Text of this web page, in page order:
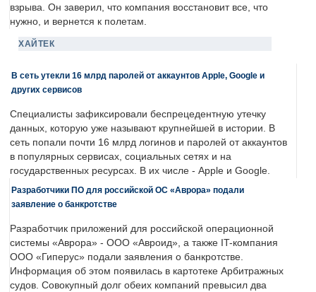
взрыва. Он заверил, что компания восстановит все, что
нужно, и вернется к полетам.
ХАЙТЕК
В сеть утекли 16 млрд паролей от аккаунтов Apple, Google и
других сервисов
Специалисты зафиксировали беспрецедентную утечку
данных, которую уже называют крупнейшей в истории. В
сеть попали почти 16 млрд логинов и паролей от аккаунтов
в популярных сервисах, социальных сетях и на
государственных ресурсах. В их числе - Apple и Google.
Разработчики ПО для российской ОС «Аврора» подали
заявление о банкротстве
Разработчик приложений для российской операционной
системы «Аврора» - ООО «Авроид», а также IT-компания
ООО «Гиперус» подали заявления о банкротстве.
Информация об этом появилась в картотеке Арбитражных
судов. Совокупный долг обеих компаний превысил два